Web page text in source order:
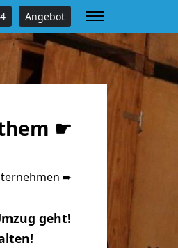
Angebot
☛
➨
geht!